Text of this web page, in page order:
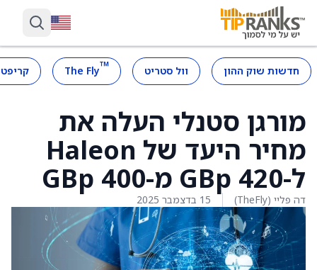
חדשות שוק ההון וול סטריט ™
The Fly
מורגן סטנלי העלה את
מחיר היעד של Haleon
ל-420 GBp מ-400 GBp
דה פליי (TheFly) 15 בדצמבר 2025